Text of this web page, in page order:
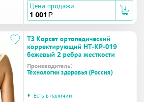
Цена продажи
1 001 a
ТЗ Корсет ортопедический
корректирующий НТ-КР-019
бежевый 2 ребра жесткости
Производитель:
Технологии здоровья (Россия)
• Есть в наличии